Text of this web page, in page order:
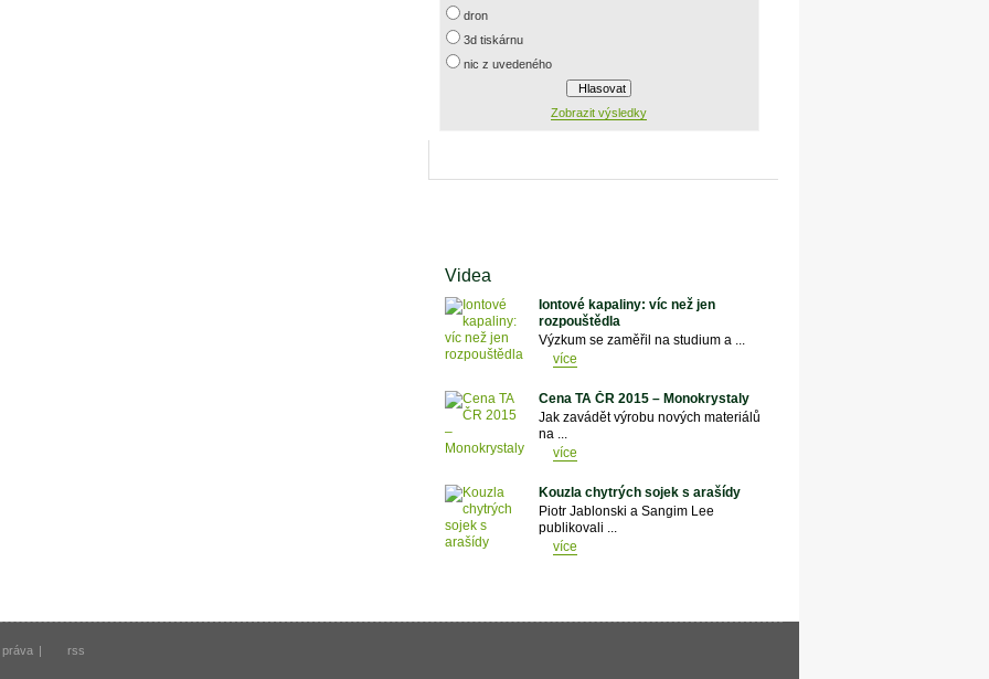
dron
3d tiskárnu
nic z uvedeného
Zobrazit výsledky
Videa
Iontové kapaliny: víc než jen
rozpouštědla
Výzkum se zaměřil na studium a ...
více
Cena TA ČR 2015 – Monokrystaly
Jak zavádět výrobu nových materiálů
na ...
více
Kouzla chytrých sojek s arašídy
Piotr Jablonski a Sangim Lee
publikovali ...
více
| rss